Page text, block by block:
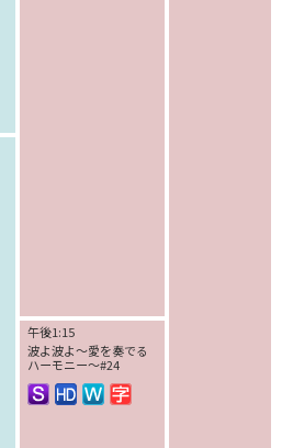
午後1:15
波よ波よ～愛を奏でる
ハーモニー～#24